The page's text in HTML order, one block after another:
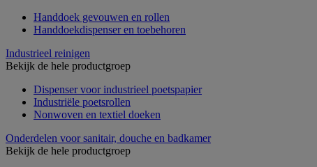
Handdoek gevouwen en rollen
Handdoekdispenser en toebehoren
Industrieel reinigen
Bekijk de hele productgroep
Dispenser voor industrieel poetspapier
Industriële poetsrollen
Nonwoven en textiel doeken
Onderdelen voor sanitair, douche en badkamer
Bekijk de hele productgroep